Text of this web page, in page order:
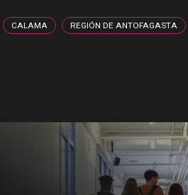
CALAMA REGIÓN DE ANTOFAGASTA